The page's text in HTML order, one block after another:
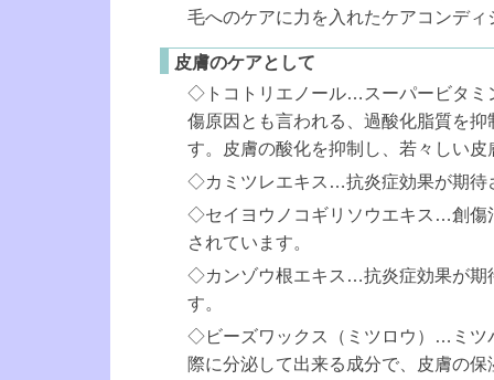
毛へのケアに力を入れたケアコンディ
皮膚のケアとして
◇トコトリエノール…スーパービタミ
傷原因とも言われる、過酸化脂質を抑
す。皮膚の酸化を抑制し、若々しい皮
◇カミツレエキス…抗炎症効果が期待
◇セイヨウノコギリソウエキス…創傷
されています。
◇カンゾウ根エキス…抗炎症効果が期
す。
◇ビーズワックス（ミツロウ）…ミツ
際に分泌して出来る成分で、皮膚の保